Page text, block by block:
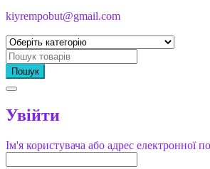
kiyrempobut@gmail.com
Пошук
Увійти
Ім'я користувача або адрес електронної